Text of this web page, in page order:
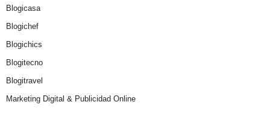
Blogicasa
Blogichef
Blogichics
Blogitecno
Blogitravel
Marketing Digital & Publicidad Online